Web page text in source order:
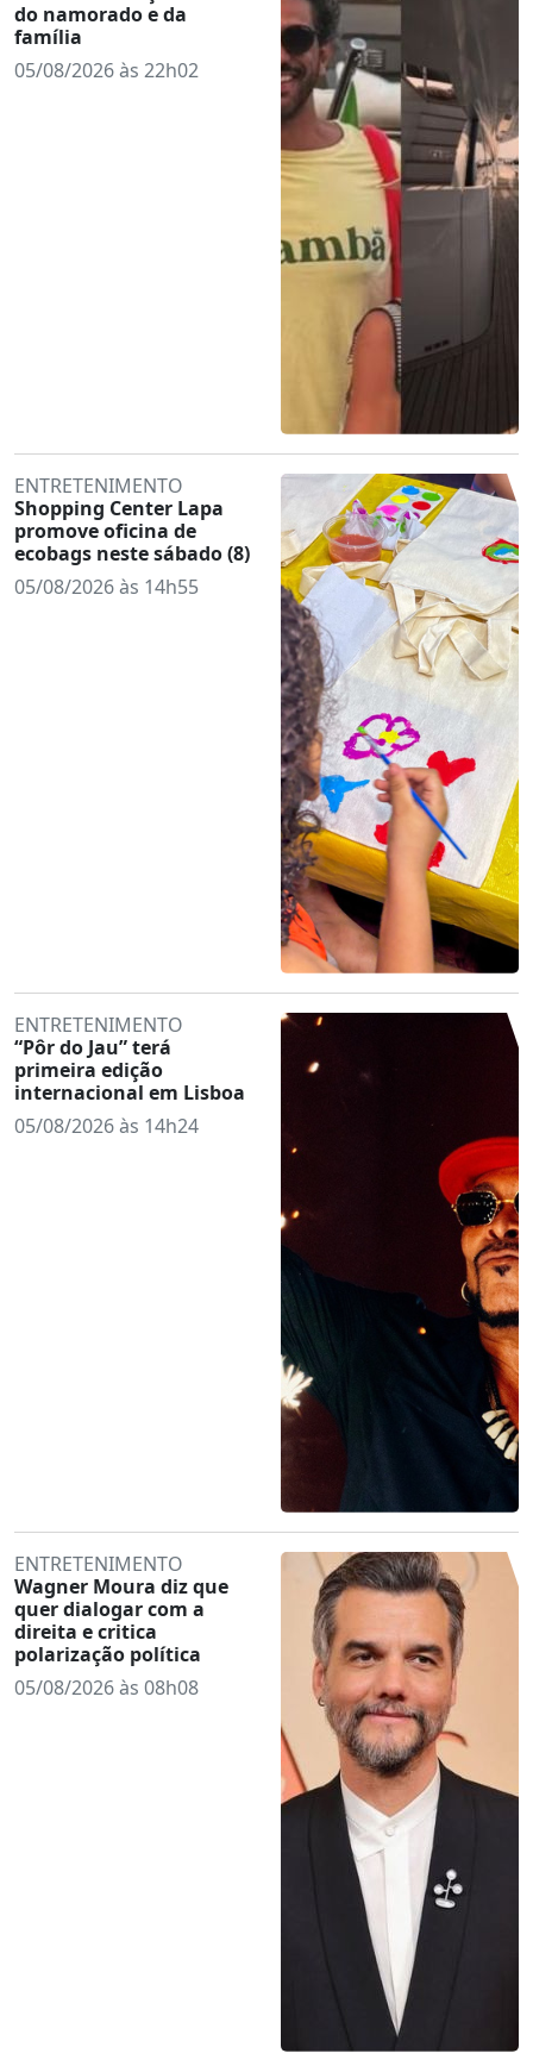
do namorado e da
família
05/08/2026 às 22h02
ENTRETENIMENTO
Shopping Center Lapa
promove oficina de
ecobags neste sábado (8)
05/08/2026 às 14h55
ENTRETENIMENTO
“Pôr do Jau” terá
primeira edição
internacional em Lisboa
05/08/2026 às 14h24
ENTRETENIMENTO
Wagner Moura diz que
quer dialogar com a
direita e critica
polarização política
05/08/2026 às 08h08